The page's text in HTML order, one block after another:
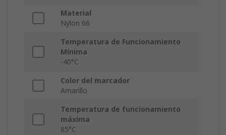
Material
Nylon 66
Temperatura de Funcionamiento
Mínima
-40°C
Color del marcador
Amarillo
Temperatura de funcionamiento
máxima
85°C